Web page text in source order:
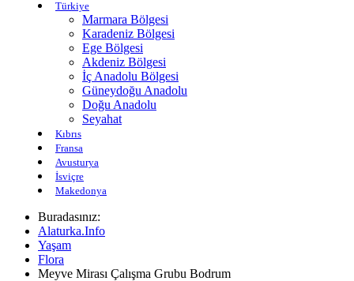
Türkiye
Marmara Bölgesi
Karadeniz Bölgesi
Ege Bölgesi
Akdeniz Bölgesi
İç Anadolu Bölgesi
Güneydoğu Anadolu
Doğu Anadolu
Seyahat
Kıbrıs
Fransa
Avusturya
İsviçre
Makedonya
Buradasınız:
Alaturka.Info
Yaşam
Flora
Meyve Mirası Çalışma Grubu Bodrum